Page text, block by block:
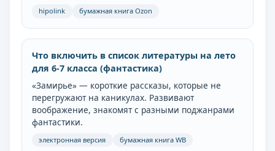
hipolink бумажная книга Ozon
Что включить в список литературы на лето
для 6-7 класса (фантастика)
«Замирье» — короткие рассказы, которые не
перегружают на каникулах. Развивают
воображение, знакомят с разными поджанрами
фантастики.
электронная версия бумажная книга WB